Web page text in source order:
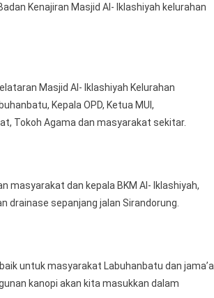
Kenajiran Masjid Al- Iklashiyah kelurahan
Masjid Al- Iklashiyah Kelurahan
Kepala OPD, Ketua MUI,
Tokoh Agama dan masyarakat sekitar.
masyarakat dan kepala BKM Al- Iklashiyah,
drainase sepanjang jalan Sirandorung.
untuk masyarakat Labuhanbatu dan
kanopi akan kita masukkan dalam